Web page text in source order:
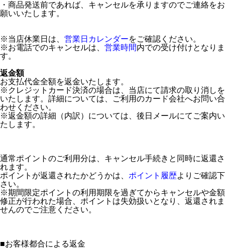
・商品発送前であれば、キャンセルを承りますのでご連絡をお
願いいたします。
※当店休業日は、 営業日カレンダーをご確認ください。
※お電話でのキャンセルは、 営業時間内での受け付けとなりま
す。
返金額
お支払代金全額を返金いたします。
※クレジットカード決済の場合は、当店にて請求の取り消しを
いたします。詳細については、ご利用のカード会社へお問い合
わせください。
※返金額の詳細（内訳）については、後日メールにてご案内い
たします。
通常ポイントのご利用分は、キャンセル手続きと同時に返還さ
れます。
ポイントが返還されたかどうかは、 ポイント履歴よりご確認下
さい。
※期間限定ポイントの利用期限を過ぎてからキャンセルや金額
修正が行われた場合、ポイントは失効扱いとなり、返還されま
せんのでご注意ください。
■お客様都合による返金